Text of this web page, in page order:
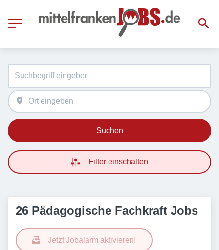
Suchen
Filter einschalten
26 Pädagogische Fachkraft Jobs
Jetzt Jobalarm aktivieren!